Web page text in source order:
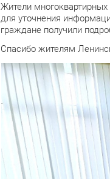
Жители
для уточнения
граждане получили
Спасибо жителям